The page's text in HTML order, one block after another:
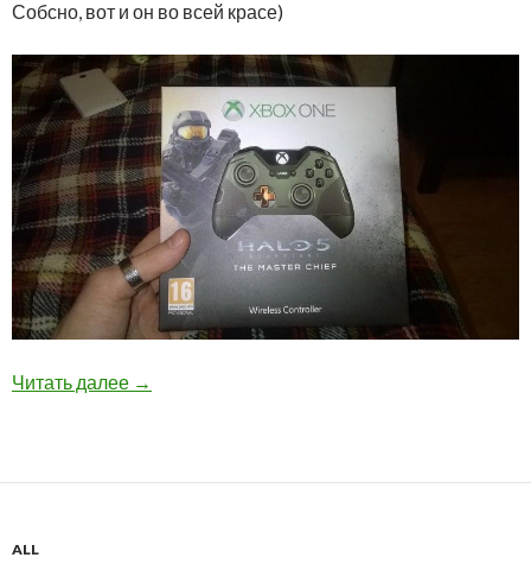
Собсно, вот и он во всей красе)
Читать далее →
ALL